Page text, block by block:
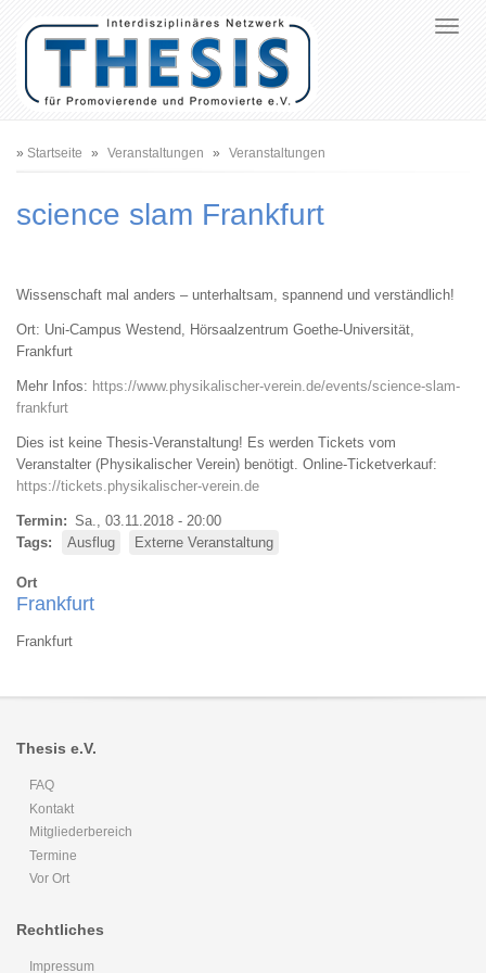
Pfadnavigation
Startseite Veranstaltungen Veranstaltungen
science slam Frankfurt
Wissenschaft mal anders – unterhaltsam, spannend und verständlich!
Ort: Uni-Campus Westend, Hörsaalzentrum Goethe-Universität,
Frankfurt
Mehr Infos: https://www.physikalischer-verein.de/events/science-slam-
frankfurt
Dies ist keine Thesis-Veranstaltung! Es werden Tickets vom
Veranstalter (Physikalischer Verein) benötigt. Online-Ticketverkauf:
https://tickets.physikalischer-verein.de
Termin
Sa., 03.11.2018 - 20:00
Tags
Ausflug Externe Veranstaltung
Ort
Frankfurt
Frankfurt
Thesis e.V.
FAQ
Kontakt
Mitgliederbereich
Termine
Vor Ort
Rechtliches
Impressum